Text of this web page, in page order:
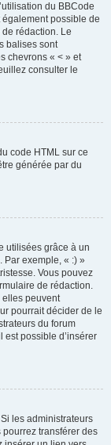
du BBCode
possible de
rédaction. Le
balises sont
chevrons « < » et
consulter le
code HTML sur ce
générée par du
utilisées grâce à un
Par exemple, « :) »
Vous pouvez
de rédaction.
elles peuvent
pourrait décider de le
du forum
est possible d’insérer
les administrateurs
pourrez transférer des